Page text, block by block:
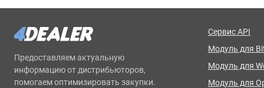
Предоставляем актуальную
информацию от дистрибьюторов,
помогаем оптимизировать закупки.
Сервис API
Модуль для
Модуль для
Модуль для